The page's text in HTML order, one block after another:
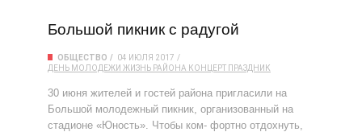
Большой пикник с радугой
ОБЩЕСТВО
04 ИЮЛЯ 2017
ДЕНЬ МОЛОДЕЖИ ЖИЗНЬ РАЙОНА КОНЦЕРТ ПРАЗДНИК
30 июня жителей и гостей района пригласили на
Большой молодежный пикник, организованный на
стадионе «Юность». Чтобы ком- фортно отдохнуть,